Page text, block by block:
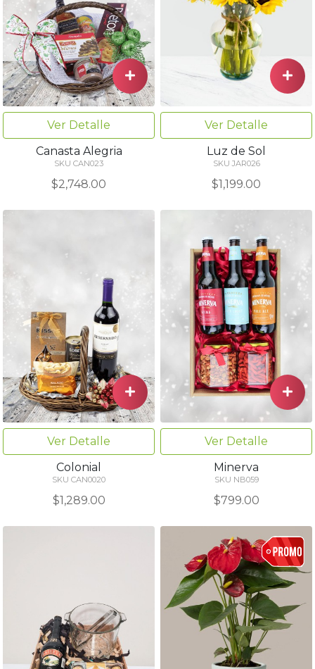
Ver Detalle
Canasta Alegria
SKU CAN023
$2,748.00
Ver Detalle
Luz de Sol
SKU JAR026
$1,199.00
Ver Detalle
Colonial
SKU CAN0020
$1,289.00
Ver Detalle
Minerva
SKU NB059
$799.00